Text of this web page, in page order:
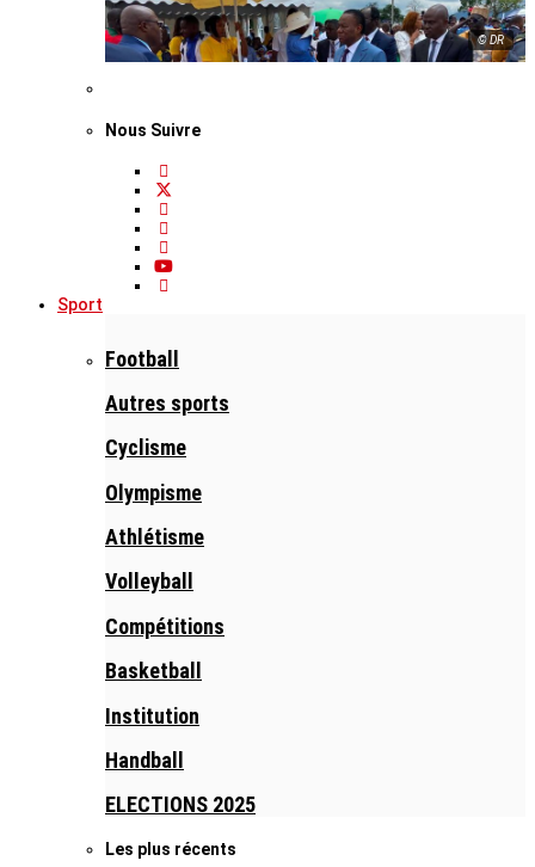
© DR
Nous Suivre
Sport
Football
Autres sports
Cyclisme
Olympisme
Athlétisme
Volleyball
Compétitions
Basketball
Institution
Handball
ELECTIONS 2025
Les plus récents